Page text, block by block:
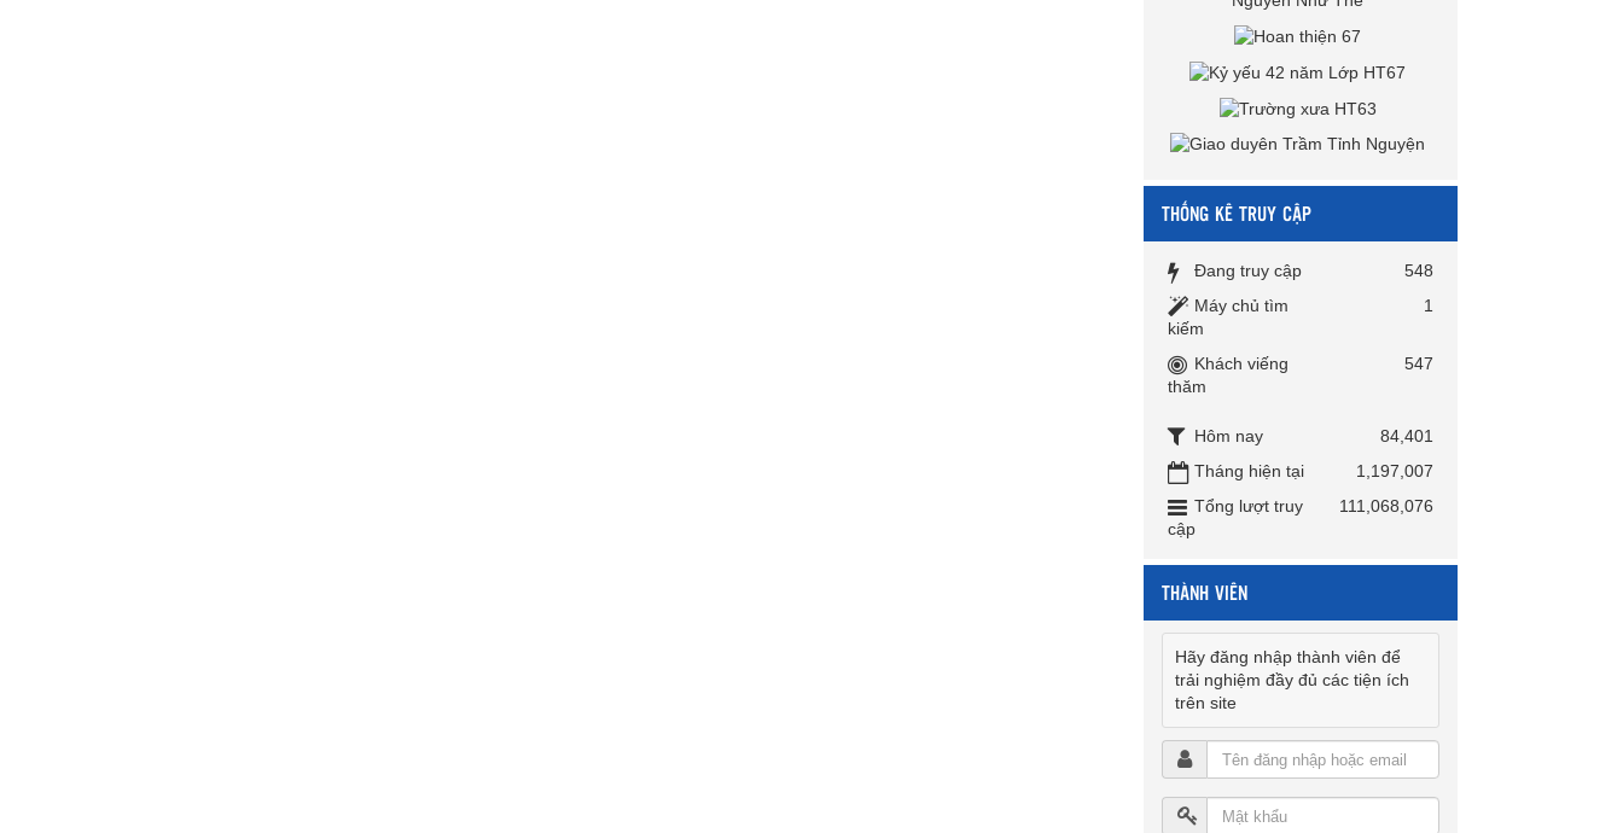
THỐNG KÊ TRUY CẬP
Đang truy cập
548
Máy chủ tìm
kiếm
1
Khách viếng
thăm
547
Hôm nay
84,401
Tháng hiện tại
1,197,007
Tổng lượt truy
cập
111,068,076
THÀNH VIÊN
Hãy đăng nhập thành viên để
trải nghiệm đầy đủ các tiện ích
trên site